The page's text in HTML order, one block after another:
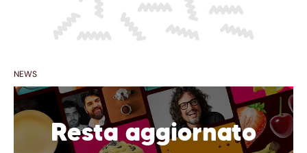
NEWS
Resta aggiornato